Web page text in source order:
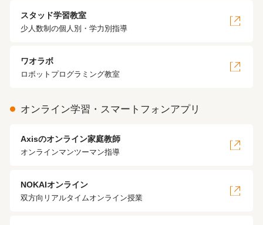
スタッド学習教室
少人数制の個人別・学力別指導
ワオラボ
ロボットプログラミング教室
オンライン学習・スマートフォンアプリ
Axisのオンライン家庭教師
オンラインマンツーマン指導
NOKAIオンライン
双方向リアルタイムオンライン授業